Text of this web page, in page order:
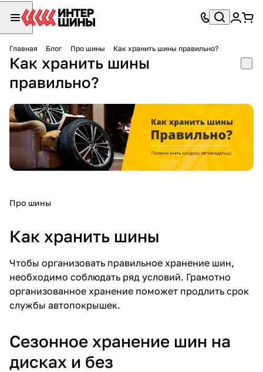
Главная Блог Про шины Как хранить шины правильно?
Как хранить шины
правильно?
Про шины
Как хранить шины
Чтобы организовать правильное хранение шин,
необходимо соблюдать ряд условий. Грамотно
организованное хранение поможет продлить срок
службы автопокрышек.
Сезонное хранение шин на
дисках и без